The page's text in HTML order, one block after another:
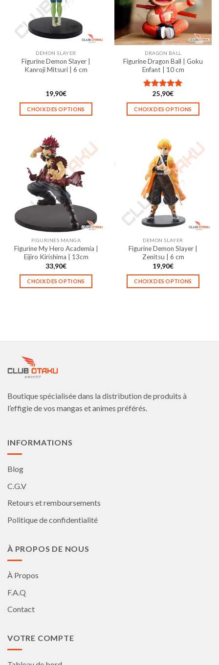
peuvent
être
choisies
sur
page
du
peuvent
être
choisies
sur
la
page
du
DEMON SLAYER
Figurine Demon Slayer |
Kanroji Mitsuri | 6 cm
19,90€
CHOIX DES OPTIONS
a
plusieurs
variations.
Les
options
peuvent
être
choisies
la
page
du
produit
DRAGON BALL
Figurine Dragon Ball | Goku
Enfant | 10 cm
Note5.00
sur 5
25,90€
CHOIX DES OPTIONS
a
plusieurs
variations.
Les
options
peuvent
être
choisies
sur
page
du
produit
FIGURINES MANGA
Figurine My Hero Academia |
Eijiro Kirishima | 13cm
33,90€
CHOIX DES OPTIONS
Les
être
sur
la
DEMON SLAYER
Figurine Demon Slayer |
Zenitsu | 6 cm
19,90€
CHOIX DES OPTIONS
Les
sur
Boutique spécialisée dans la distribution de produits à
l’effigie de vos mangas et animes préférés.
INFORMATIONS
Blog
C.G.V
Retours et remboursements
Politique de confidentialité
À PROPOS DE NOUS
À Propos
F.A.Q
Contact
VOTRE COMPTE